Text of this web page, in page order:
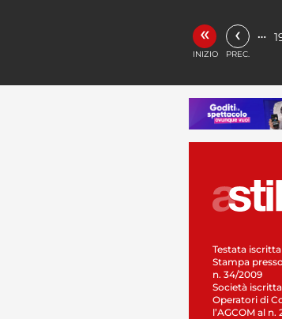
«
INIZIO
‹
PREC.
…
Testata
Stampa
n. 34/2009
Società
Operatori di
l’AGCOM al n.